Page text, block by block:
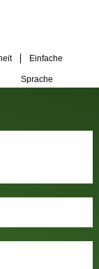
Einfache
Sprache